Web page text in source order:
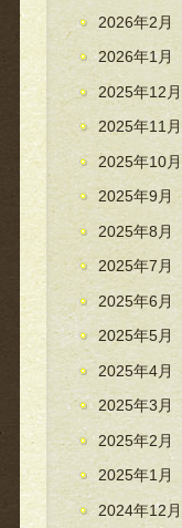
2026年2月
2026年1月
2025年12月
2025年11月
2025年10月
2025年9月
2025年8月
2025年7月
2025年6月
2025年5月
2025年4月
2025年3月
2025年2月
2025年1月
2024年12月